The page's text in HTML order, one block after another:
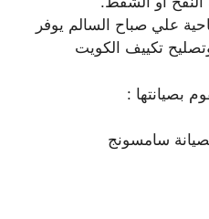
علي صباح السالم يوفر
تكييف الكويت
بصيانتها :
سامسونج